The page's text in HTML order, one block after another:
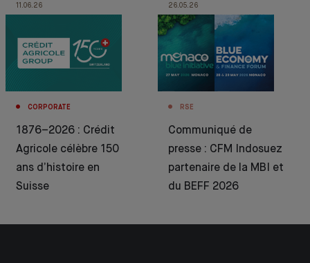
11.06.26
CORPORATE
1876–2026 : Crédit
Agricole célèbre 150
ans d’histoire en
Suisse
26.05.26
RSE
Communiqué de
presse : CFM Indosuez
partenaire de la MBI et
du BEFF 2026